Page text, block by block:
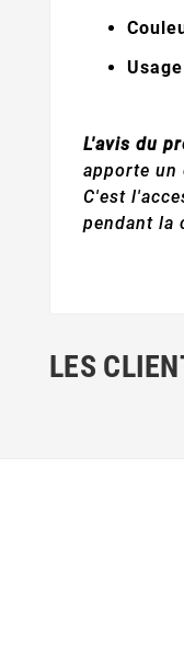
L'avis du
apporte un
C'est
pendant la
LES